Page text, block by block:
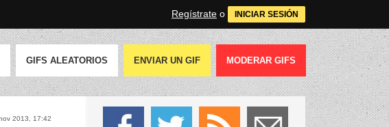
Regístrate o INICIAR SESIÓN
GIFS ALEATORIOS ENVIAR UN GIF MODERAR GIFS
2013, 17:42